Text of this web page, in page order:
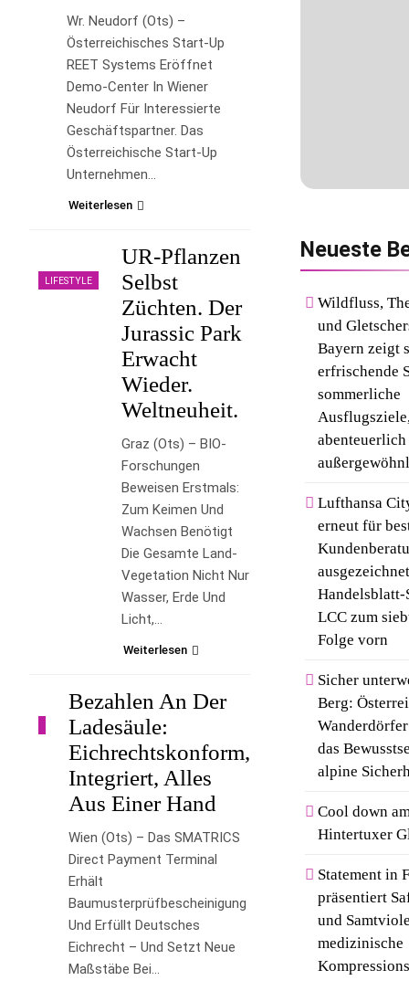
Wr. Neudorf (ots) –
Österreichisches Start-Up
REET Systems Eröffnet
Demo-Center In Wiener
Neudorf Für Interessierte
Geschäftspartner. Das
Österreichische Start-Up
Unternehmen…
Weiterlesen
LIFESTYLE
UR-Pflanzen
Selbst
Züchten. Der
Jurassic Park
Erwacht
Wieder.
Weltneuheit.
Graz (ots) – BIO-
Forschungen
Beweisen Erstmals:
Zum Keimen Und
Wachsen Benötigt
Die Gesamte Land-
Vegetation Nicht Nur
Wasser, Erde Und
Licht,…
Weiterlesen
LIFESTYLE
Bezahlen An Der
Ladesäule:
Eichrechtskonform,
Integriert, Alles
Aus Einer Hand
Wien (ots) – Das SMATRICS
Direct Payment Terminal
Erhält
Baumusterprüfbescheinigung
Und Erfüllt Deutsches
Eichrecht – Und Setzt Neue
Maßstäbe Bei…
Neueste
Wildfluss,
und
Bayern zeigt
erfrischende
sommerliche
Lufthansa
erneut für
Handelsblatt-
LCC zum
Folge vorn
Sicher
Berg:
das
alpine
Cool down
Hintertuxer
Statement in
präsentiert
und
medizinische